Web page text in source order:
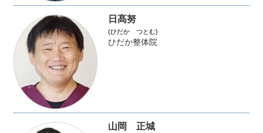
日髙努
(ひだか つとむ)
ひだか整体院
山岡 正城